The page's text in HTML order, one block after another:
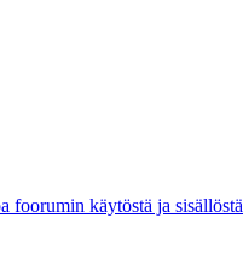
foorumin käytöstä ja sisällöstä